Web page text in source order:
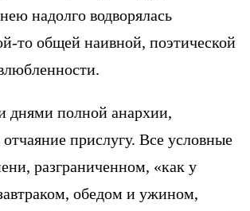
надолго водворялась
то общей наивной, поэтической
днями полной анархии,
прислугу. Все условные
разграниченном, «как у
обедом и ужином,